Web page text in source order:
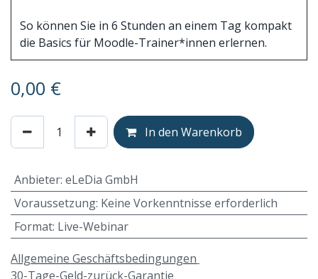
So können Sie in 6 Stunden an einem Tag kompakt
die Basics für Moodle-Trainer*innen erlernen.
0,00 €
In den Warenkorb
Anbieter: eLeDia GmbH
Voraussetzung: Keine Vorkenntnisse erforderlich
Format: Live-Webinar
Allgemeine Geschäftsbedingungen
30-Tage-Geld-zurück-Garantie